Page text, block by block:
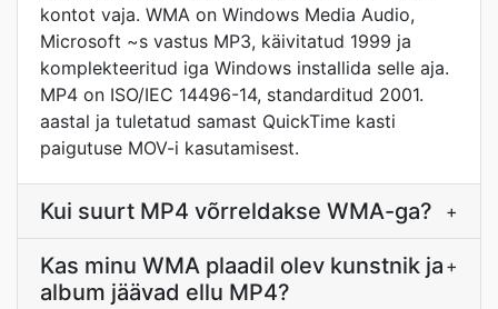
kontot vaja. WMA on Windows Media Audio,
Microsoft ~s vastus MP3, käivitatud 1999 ja
komplekteeritud iga Windows installida selle aja.
MP4 on ISO/IEC 14496-14, standarditud 2001.
aastal ja tuletatud samast QuickTime kasti
paigutuse MOV-i kasutamisest.
Kui suurt MP4 võrreldakse WMA-ga? +
Kas minu WMA plaadil olev kunstnik ja
album jäävad ellu MP4?
+